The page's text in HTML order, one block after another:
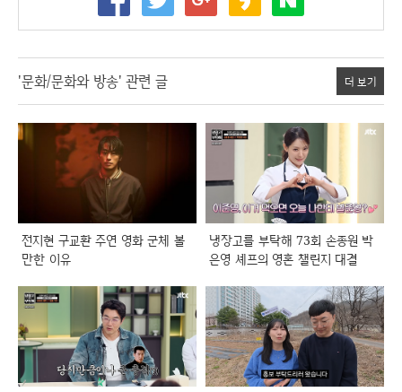
'문화/문화와 방송' 관련 글 더 보기
전지현 구교환 주연 영화 군체 볼
만한 이유
냉장고를 부탁해 73회 손종원 박
은영 셰프의 영혼 챌린지 대결